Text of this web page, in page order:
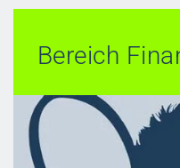
Bereich